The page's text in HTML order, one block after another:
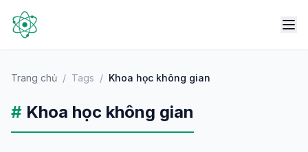
Trang chủ / Tags / Khoa học không gian
# Khoa học không gian